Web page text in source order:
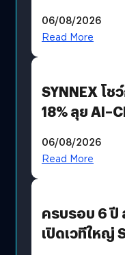
AGI
06/08/2026
Read More
SYNNEX โช
18% ลุย
Revenue เร่
06/08/2026
Read More
ครบรอบ 6 ปี
เปิดเวทีใหญ่